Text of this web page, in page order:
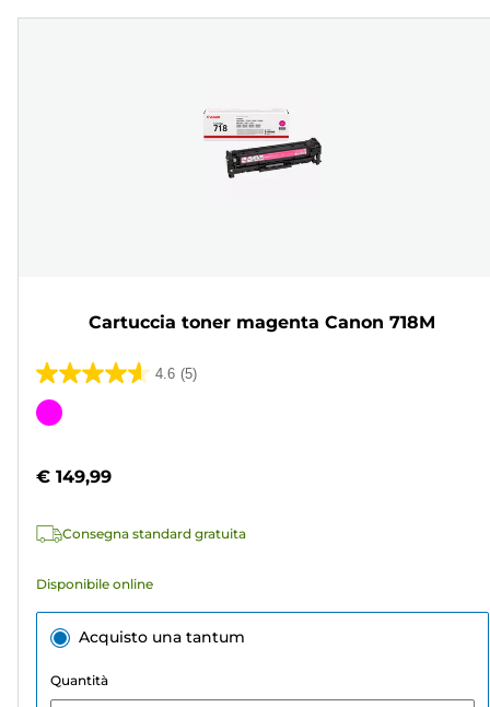
Cartuccia toner magenta Canon 718M
4.6 (5)
4.6
su
5
Cartuccia
colori
€ 149,99
Consegna standard gratuita
Disponibile online
Acquisto una tantum
Quantità